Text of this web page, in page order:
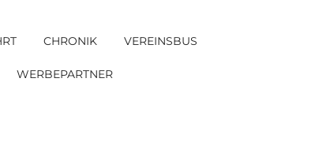
CHRONIK VEREINSBUS
WERBEPARTNER